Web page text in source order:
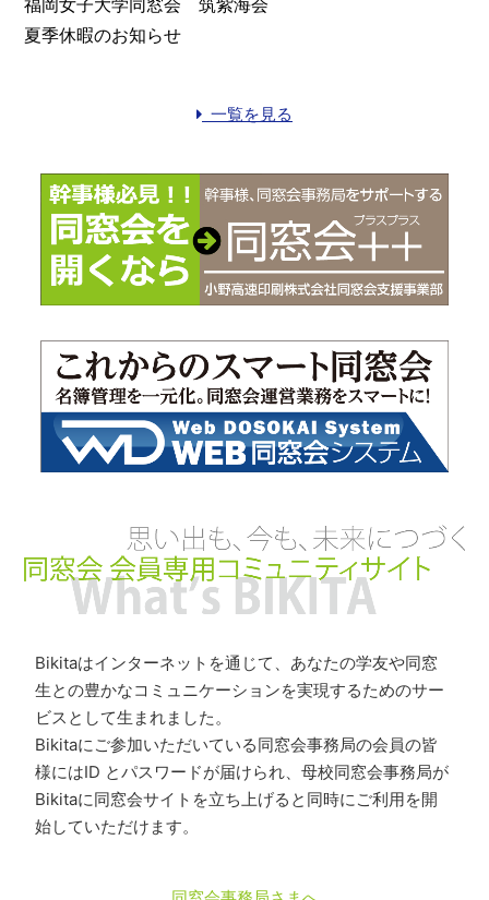
夏季休暇のお知らせ
一覧を見る
Bikitaはインターネットを通じて、あなたの学友や同窓
生との豊かなコミュニケーションを実現するためのサー
ビスとして生まれました。
Bikitaにご参加いただいている同窓会事務局の会員の皆
様にはID とパスワードが届けられ、母校同窓会事務局が
Bikitaに同窓会サイトを立ち上げると同時にご利用を開
始していただけます。